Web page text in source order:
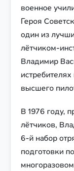
военное
Героя
один из
лётчиком-
Владимир
высшего
В 1976 году,
лётчиков,
6-й набор
подготовки